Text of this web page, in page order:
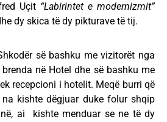
Uçit “Labirintet e modernizmit”
dy skica të dy pikturave të tij.
së bashku me vizitorët nga
në Hotel dhe së bashku me
recepcioni i hotelit. Meqë burri që
kishte dëgjuar duke folur shqip
ai kishte menduar se ne të dy